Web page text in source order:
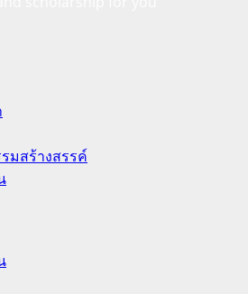
มสร้างสรรค์